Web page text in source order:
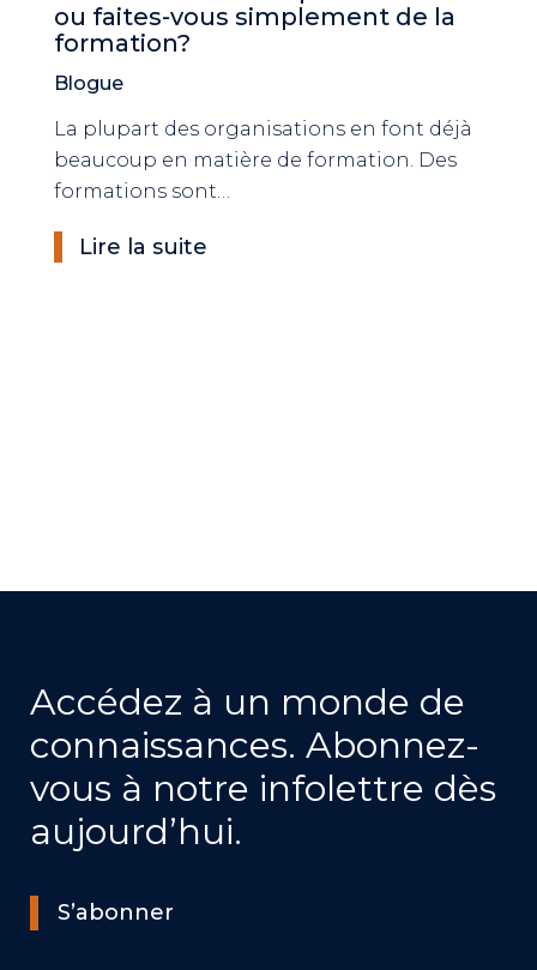
ou faites-vous simplement de la
formation?
Blogue
La plupart des organisations en font déjà
beaucoup en matière de formation. Des
formations sont…
Lire la suite
Accédez à un monde de
connaissances. Abonnez-
vous à notre infolettre dès
aujourd’hui.
S’abonner